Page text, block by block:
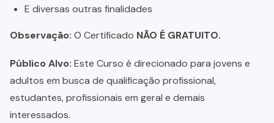
E diversas outras finalidades
Observação: O Certificado NÃO É GRATUITO.
Público Alvo: Este Curso é direcionado para jovens e
adultos em busca de qualificação profissional,
estudantes, profissionais em geral e demais
interessados.